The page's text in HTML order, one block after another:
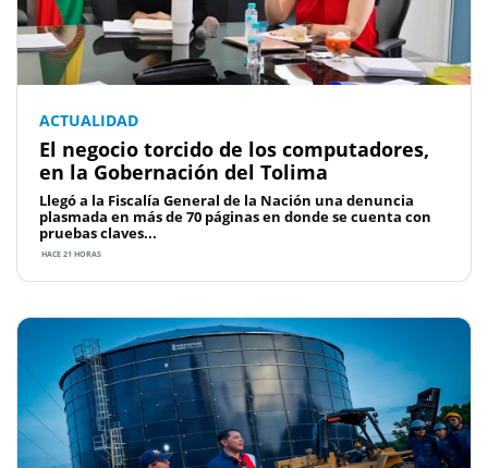
ACTUALIDAD
El negocio torcido de los computadores,
en la Gobernación del Tolima
Llegó a la Fiscalía General de la Nación una denuncia
plasmada en más de 70 páginas en donde se cuenta con
pruebas claves...
HACE 21 HORAS